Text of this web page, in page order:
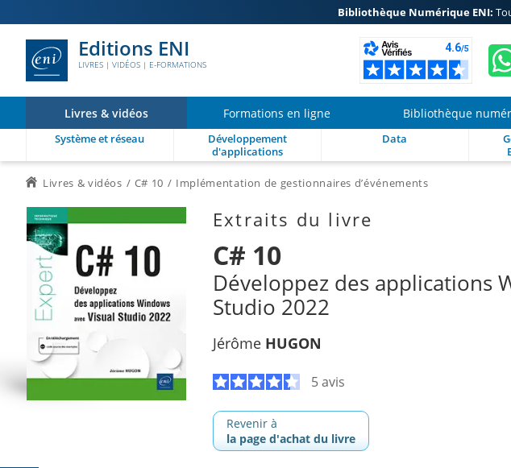
Bibliothèque Numérique ENI:
Editions ENI
LIVRES | VIDÉOS | E-FORMATIONS
Livres & vidéos Formations en ligne Bibliothèque
Système et réseau
Développement
d'applications
Data
Livres & vidéos C# 10 Implémentation de gestionnaires d’événements
Extraits du livre
C# 10
Développez des applications
Studio 2022
Jérôme HUGON
5 avis
Revenir à
la page d'achat du livre